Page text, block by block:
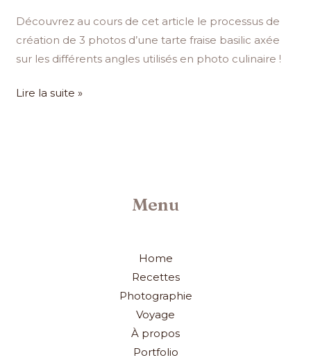
Découvrez au cours de cet article le processus de
création de 3 photos d’une tarte fraise basilic axée
sur les différents angles utilisés en photo culinaire !
Lire la suite »
Menu
Home
Recettes
Photographie
Voyage
À propos
Portfolio